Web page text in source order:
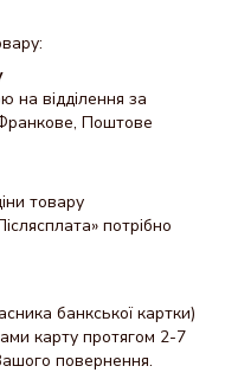
на відділення за
Поштове
товару
потрібно
банкської картки)
карту протягом 2-7
повернення.